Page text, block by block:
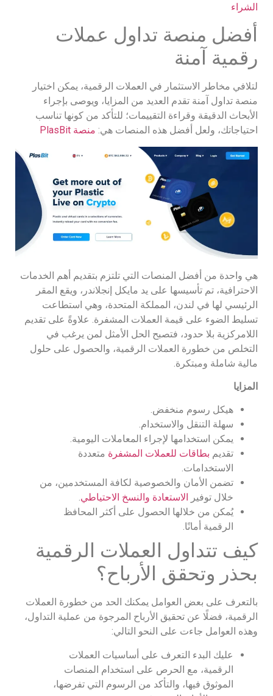
الشراء
أفضل منصة تداول عملات
رقمية آمنة
لتلافي مخاطر الاستثمار في العملات الرقمية، يمكن اختيار
منصة تداول آمنة تقدم العديد من المزايا، ويوصى بإجراء
الأبحاث الدقيقة وقراءة التقييمات؛ للتأكد من كونها تناسب
احتياجاتك، ولعل أفضل هذه المنصات هي: منصة PlasBit
هي واحدة من أفضل المنصات التي تلتزم بتقديم أهم الخدمات
الاحترافية، تم تأسيسها على يد مايكل إنجلاندر، ويقع المقر
الرئيسي لها في لندن، المملكة المتحدة، وهي استطاعت
تسليط الضوء على قيمة العملات المشفرة. علاوةً على تقديم
اللامركزية بلا حدود، فتصبح الحل الأمثل لمن يرغب في
التخلص من خطورة العملات الرقمية، والحصول على حلول
مالية شاملة ومبتكرة.
المزايا
هيكل رسوم منخفض.
سهلة التنقل والاستخدام.
يمكن استخدامها لإجراء المعاملات اليومية.
تقديم بطاقات للعملات المشفرة متعددة
الاستخدامات.
تضمن الأمان والخصوصية لكافة المستخدمين، من
خلال توفير
الاستعادة والنسخ الاحتياطي.
يُمكن من خلالها الحصول على أكثر المحافظ
الرقمية أمانًا.
كيف تتداول العملات الرقمية
بحذر وتحقق الأرباح؟
بالتعرف على بعض العوامل يمكنك الحد من خطورة العملات
الرقمية، فضلًا عن تحقيق الأرباح المرجوة من عملية التداول،
وهذه العوامل جاءت على النحو التالي:
عليك البدء التعرف على أساسيات العملات
الرقمية، مع الحرص على استخدام المنصات
الموثوق فيها، والتأكد من الرسوم التي تفرضها،